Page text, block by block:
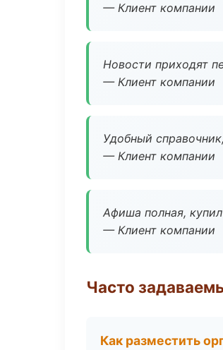
— Клиент компании
Новости приходят
— Клиент компании
Удобный
— Клиент компании
Афиша полная,
— Клиент компании
Часто
Как разместить